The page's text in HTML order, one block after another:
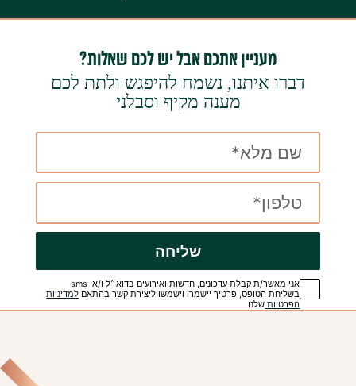
מעניין אתכם אבל יש לכם שאלות?
דברו איתנו, נשמח להיפגש ולתת לכם
מענה מקיף וסבלני
אני מאשר/ת קבלת עדכונים, חדשות ואירועים בדוא״ל ו/או sms
בשליחת הטופס, פרטיך יישמרו וישמשו ליצירת קשר בהתאם למדיניות
הפרטיות שלנו
שליחה